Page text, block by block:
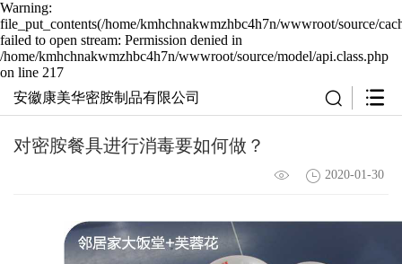
Warning:
file_put_contents(/home/kmhchnakwmzhbc4h7n/wwwroot/source/
failed to open stream: Permission denied in
/home/kmhchnakwmzhbc4h7n/wwwroot/source/model/api.class.php
on line 217
安徽康美华密胺制品有限公司
对密胺餐具进行消毒要如何做？
2020-01-30